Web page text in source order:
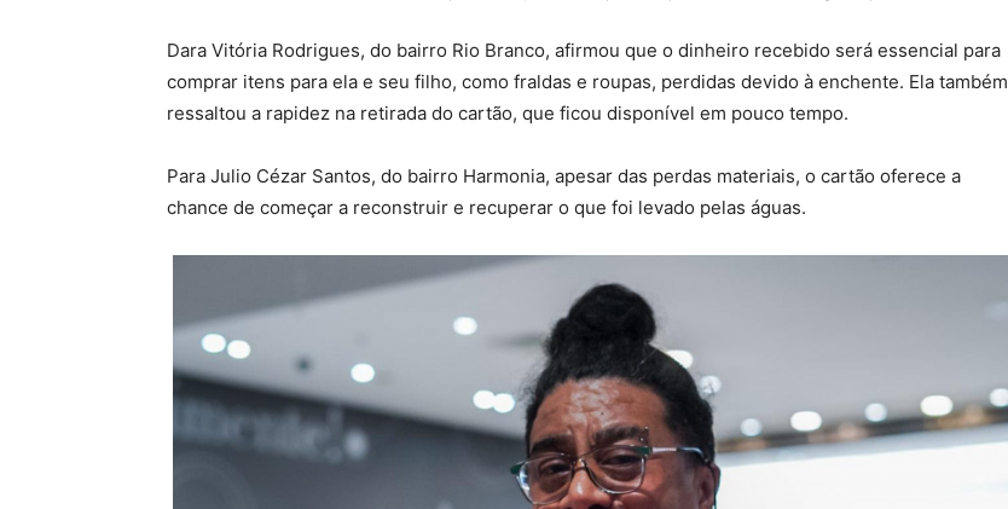
Dara Vitória Rodrigues, do bairro Rio Branco, afirmou que o dinheiro recebido será essencial para
comprar itens para ela e seu filho, como fraldas e roupas, perdidas devido à enchente. Ela também
ressaltou a rapidez na retirada do cartão, que ficou disponível em pouco tempo.
Para Julio Cézar Santos, do bairro Harmonia, apesar das perdas materiais, o cartão oferece a
chance de começar a reconstruir e recuperar o que foi levado pelas águas.